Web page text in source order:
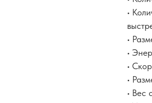
•
•
•
•
•
• Вес